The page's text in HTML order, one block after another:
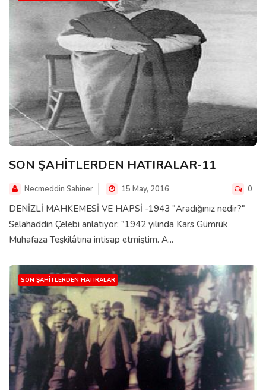
SON ŞAHİTLERDEN HATIRALAR-11
Necmeddin Sahiner 15 May, 2016 0
DENİZLİ MAHKEMESİ VE HAPSİ -1943 "Aradığınız nedir?"
Selahaddin Çelebi anlatıyor; "1942 yılında Kars Gümrük
Muhafaza Teşkilâtına intisap etmiştim. A...
SON ŞAHITLERDEN HATIRALAR